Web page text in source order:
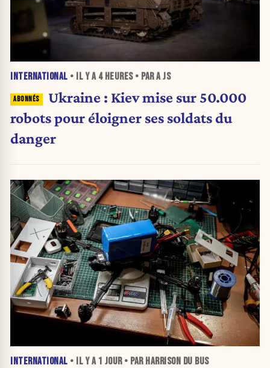
INTERNATIONAL • IL Y A 4 HEURES• PAR A JS
Ukraine : Kiev mise sur 50.000
robots pour éloigner ses soldats du
danger
INTERNATIONAL • IL Y A 1 JOUR• PAR HARRISON DU BUS